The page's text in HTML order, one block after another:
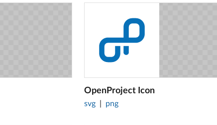
OpenProject Icon
svg png